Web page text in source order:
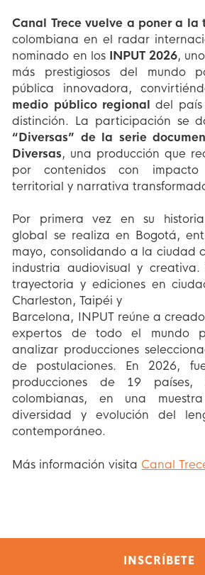
Canal Trece vuelve a poner a
colombiana en el radar
nominado en losINPUT 2026,
más prestigiosos del mundo
pública innovadora,
medio público regional del
distinción. La participación se
“Diversas” de la serie
Diversas, una producción que
por contenidos con impacto
territorial y narrativa
Por primera vez en su
global se realiza en Bogotá,
mayo, consolidando a la ciudad
industria audiovisual y
trayectoria y ediciones en
Charleston, Taipéi y
Barcelona, INPUT reúne a
expertos de todo el mundo
analizar producciones
de postulaciones. En 2026,
producciones de 19
colombianas, en una
diversidad y evolución del
contemporáneo.
Más información visita Canal
INSCRÍBETE